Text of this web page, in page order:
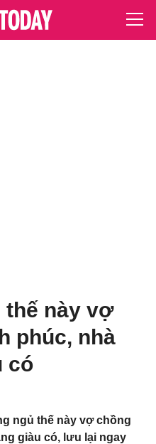
này vợ
phúc, nhà
có
ngủ thế này vợ chồng
giàu có, lưu lại ngay